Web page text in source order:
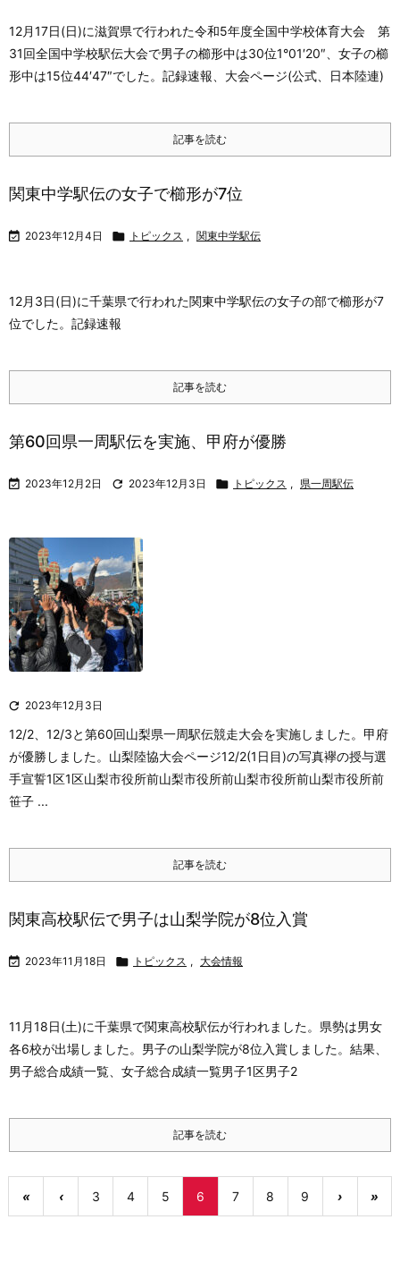
12月17日(日)に滋賀県で行われた令和5年度全国中学校体育大会 第
31回全国中学校駅伝大会で男子の櫛形中は30位1°01′20″、女子の櫛
形中は15位44′47″でした。 記録速報、大会ページ(公式、日本陸連)
記事を読む
関東中学駅伝の女子で櫛形が7位
 2023年12月4日  トピックス , 関東中学駅伝
12月3日(日)に千葉県で行われた関東中学駅伝の女子の部で櫛形が7
位でした。 記録速報
記事を読む
第60回県一周駅伝を実施、甲府が優勝
 2023年12月2日  2023年12月3日  トピックス , 県一周駅伝
 2023年12月3日
12/2、12/3と第60回山梨県一周駅伝競走大会を実施しました。甲府
が優勝しました。 山梨陸協大会ページ12/2(1日目)の写真襷の授与選
手宣誓1区1区山梨市役所前山梨市役所前山梨市役所前山梨市役所前
笹子 ...
記事を読む
関東高校駅伝で男子は山梨学院が8位入賞
 2023年11月18日  トピックス , 大会情報
11月18日(土)に千葉県で関東高校駅伝が行われました。 県勢は男女
各6校が出場しました。男子の山梨学院が8位入賞しました。 結果、
男子総合成績一覧、女子総合成績一覧男子1区男子2
記事を読む
« ‹ 3 4 5 6 7 8 9 › »